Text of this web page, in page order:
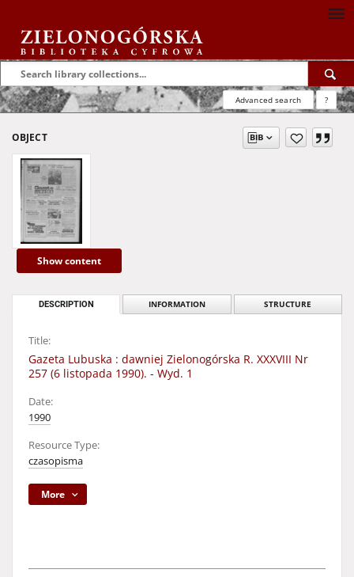
Advanced search ?
OBJECT
Show content
DESCRIPTION INFORMATION STRUCTURE
Title:
Gazeta Lubuska : dawniej Zielonogórska R. XXXVIII Nr
257 (6 listopada 1990). - Wyd. 1
Date:
1990
Resource Type:
czasopisma
More